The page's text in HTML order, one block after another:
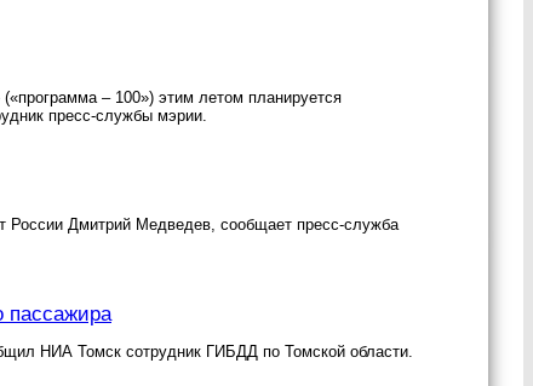
– 100») этим летом планируется
пресс-службы мэрии.
России Дмитрий Медведев, сообщает пресс-служба
пассажира
НИА Томск сотрудник ГИБДД по Томской области.